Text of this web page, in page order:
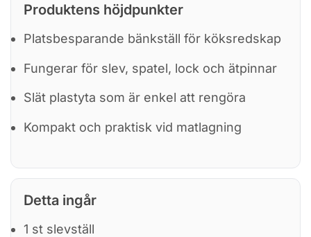
Produktens höjdpunkter
Platsbesparande bänkställ för köksredskap
Fungerar för slev, spatel, lock och ätpinnar
Slät plastyta som är enkel att rengöra
Kompakt och praktisk vid matlagning
Detta ingår
1 st slevställ